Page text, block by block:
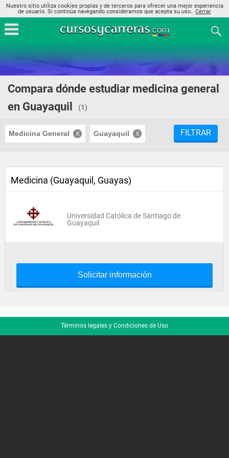
Nuestro sitio utiliza cookies propias y de terceros para ofrecer una mejor experiencia
de usuario. Si continúa navegando consideramos que acepta su uso.. Cerrar
Compara dónde estudiar medicina general
en Guayaquil
(1)
Medicina General Guayaquil FILTRAR
Medicina (Guayaquil, Guayas)
Universidad Católica de Santiago de
Guayaquil
Solicitar información
Términos legales y Condiciones de Uso